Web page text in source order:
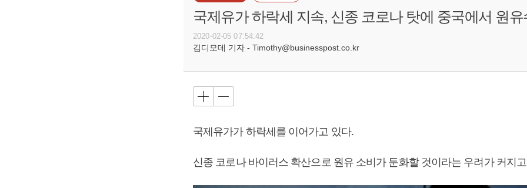
국제유가 하락세 지속, 신종 코로나 탓에 중국에서 원
2020-02-05 07:54:42
김디모데 기자 - Timothy@businesspost.co.kr
국제유가가 하락세를 이어가고 있다.
신종 코로나 바이러스 확산으로 원유 소비가 둔화할 것이라는 우려가 커지